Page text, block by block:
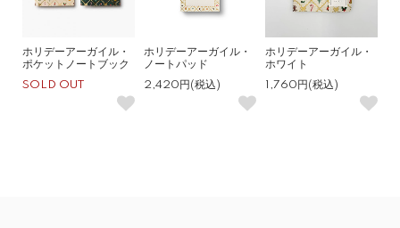
ホリデーアーガイル・
ポケットノートブック
SOLD OUT
ホリデーアーガイル・
ノートパッド
2,420円(税込)
ホリデーアーガイル・
ホワイト
1,760円(税込)